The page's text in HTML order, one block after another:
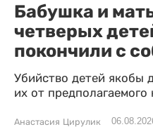
Бабушка и
четверых
покончили с
Убийство детей якобы
их от предполагаемого
Анастасия Цирулик